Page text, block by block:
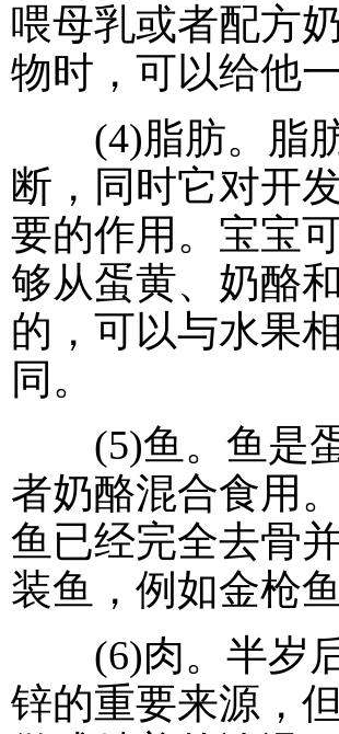
喂母乳或者配方
物时，可以给他
(4)脂肪。脂肪
断，同时它对开
要的作用。宝宝
够从蛋黄、奶酪
的，可以与水果
同。
(5)鱼。鱼是蛋
者奶酪混合食用
鱼已经完全去骨
装鱼，例如金枪
(6)肉。半岁后
锌的重要来源，